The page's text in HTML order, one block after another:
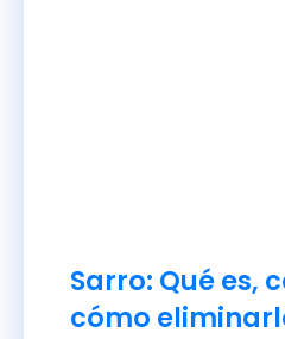
Sarro: Qué es,
cómo